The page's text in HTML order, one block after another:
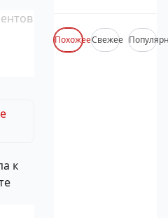
к
ПохожееСвежее